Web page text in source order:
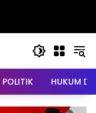
POLITIK HUKUM